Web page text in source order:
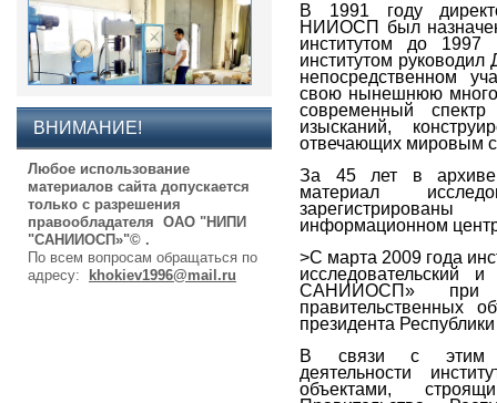
В 1991 году
НИИОСП был
институтом до
институтом
непосредственном
свою нынешнюю
современный
изысканий,
отвечающих мировым
За 45 лет в архиве
материал
информационном
>С марта 2009 года
исследовательский и
САНИИОСП» при
правительственных
президента
В связи с этим
деятельности
объектами,
ВНИМАНИЕ!
Любое использование
материалов сайта допускается
только с разрешения
правообладателя ОАО "НИПИ
"САНИИОСП»"© .
По всем вопросам обращаться по
адресу:
khokiev1996@mail.ru